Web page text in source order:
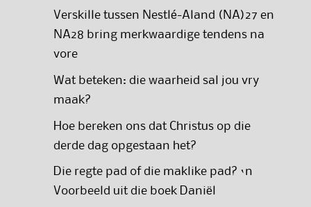
Verskille tussen Nestlé-Aland (NA)27 en
NA28 bring merkwaardige tendens na
vore
Wat beteken: die waarheid sal jou vry
maak?
Hoe bereken ons dat Christus op die
derde dag opgestaan het?
Die regte pad of die maklike pad? ‘n
Voorbeeld uit die boek Daniël